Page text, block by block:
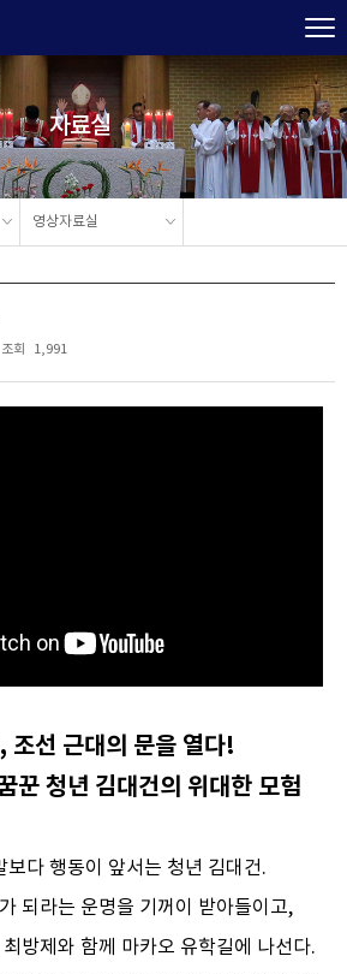
자료실
영상자료실
조회 1,991
조선 근대의 문을 열다!
꾼 청년 김대건의 위대한 모험
보다 행동이 앞서는 청년 김대건.
되라는 운명을 기꺼이 받아들이고,
방제와 함께 마카오 유학길에 나선다.